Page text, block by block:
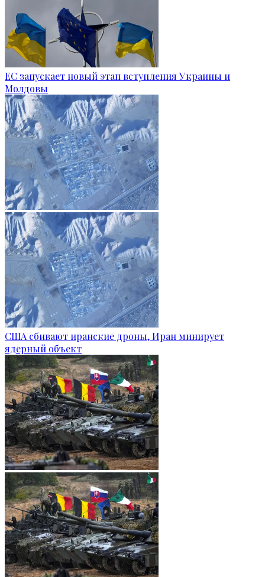
ЕС запускает новый этап вступления Украины и
Молдовы
США сбивают иранские дроны, Иран минирует
ядерный объект